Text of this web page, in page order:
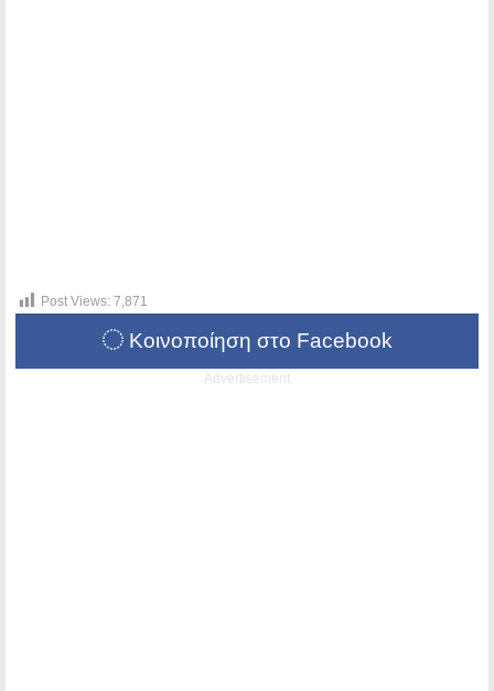
Post Views: 7,871
Κοινοποίηση στο Facebook
Advertisement